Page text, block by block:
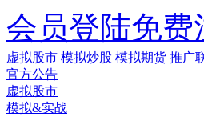
会员登陆免费
虚拟股市 模拟炒股 模拟期货 推广
官方公告
虚拟股市
模拟&实战